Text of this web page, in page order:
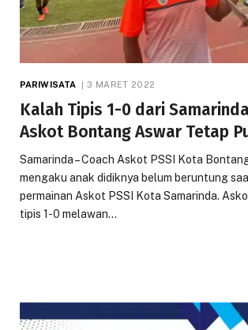
PARIWISATA 3 MARET 2022
Kalah Tipis 1-0 dari
Askot Bontang Aswar Tetap
Samarinda – Coach Askot PSSI Kota
mengaku anak didiknya belum beruntung
permainan Askot PSSI Kota Samarinda.
tipis 1-0 melawan…